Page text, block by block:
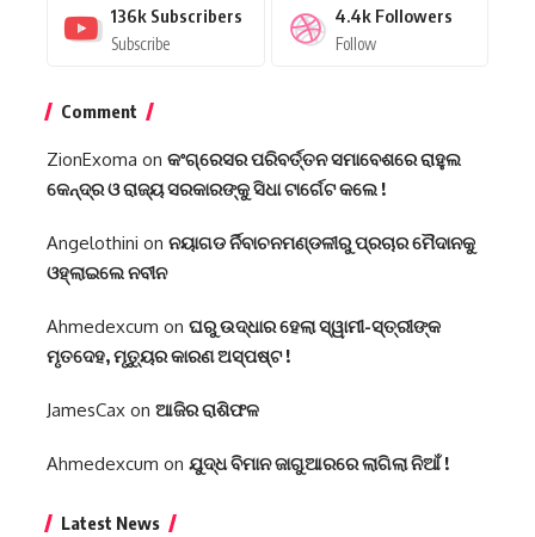
136k Subscribers
Subscribe
4.4k Followers
Follow
Comment
ZionExoma on କଂଗ୍ରେସର ପରିବର୍ତ୍ତନ ସମାବେଶରେ ରାହୁଲ
କେନ୍ଦ୍ର ଓ ରାଜ୍ୟ ସରକାରଙ୍କୁ ସିଧା ଟାର୍ଗେଟ କଲେ !
Angelothini on ନୟାଗଡ ର୍ନିବାଚନମଣ୍ଡଳୀରୁ ପ୍ରଚାର ମୈଦାନକୁ
ଓହ୍ଲାଇଲେ ନବୀନ
Ahmedexcum on ଘରୁ ଉଦ୍ଧାର ହେଲା ସ୍ୱାମୀ-ସ୍ତ୍ରୀଙ୍କ
ମୃତଦେହ, ମୃତ୍ୟୁର କାରଣ ଅସ୍ପଷ୍ଟ !
JamesCax on ଆଜିର ରାଶିଫଳ
Ahmedexcum on ଯୁଦ୍ଧ ବିମାନ ଜାଗୁଆରରେ ଲାଗିଲା ନିଆଁ !
Latest News